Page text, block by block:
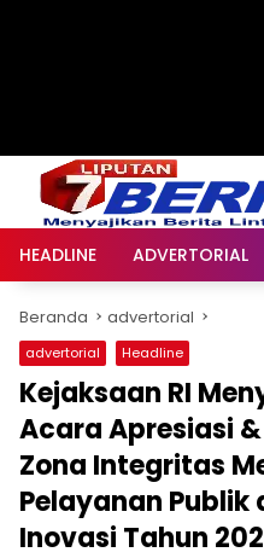
HEADLINE ADVERTORIAL
Beranda advertorial
advertorial Headline
Kejaksaan RI
Acara Apresiasi
Zona Integritas
Pelayanan Publik
Inovasi Tahun